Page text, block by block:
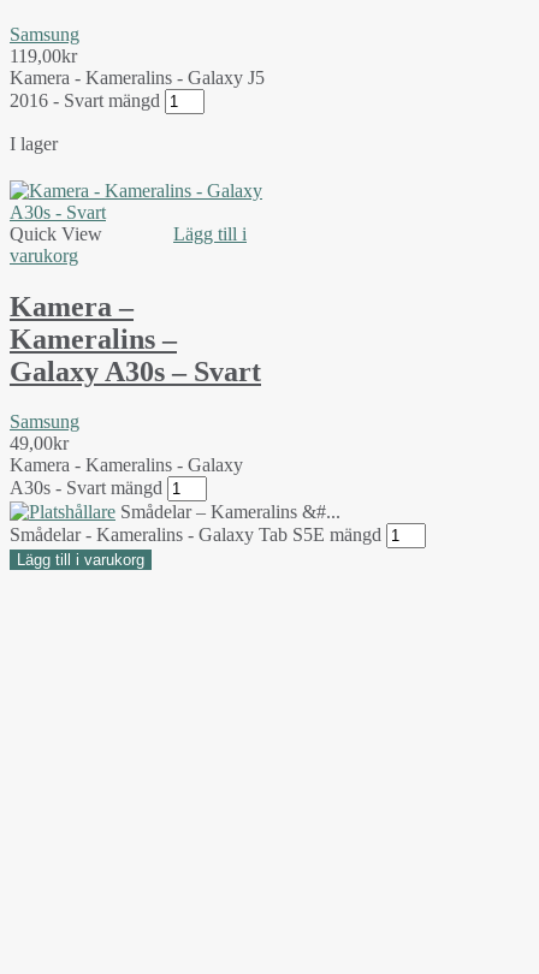
Samsung
119,00kr
Kamera - Kameralins - Galaxy J5
2016 - Svart mängd
I lager
Quick View
Lägg till i
varukorg
Kamera –
Kameralins –
Galaxy A30s – Svart
Samsung
49,00kr
Kamera - Kameralins - Galaxy
A30s - Svart mängd
Smådelar – Kameralins &#...
Smådelar - Kameralins - Galaxy Tab S5E mängd
Lägg till i varukorg